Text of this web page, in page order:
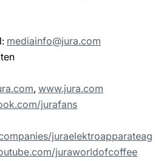
mediainfo@jura.com
, www.jura.com
jurafans
juraelektroapparateag
juraworldofcoffee